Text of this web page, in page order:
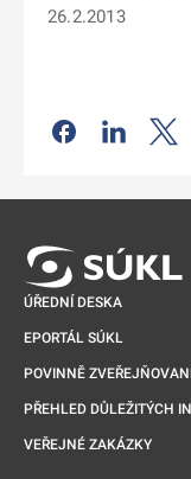
26.2.2013
Odkaz se
ÚŘEDNÍ DESKA
EPORTÁL SÚKL
POVINNĚ
PŘEHLED DŮLEŽITÝCH
VEŘEJNÉ ZAKÁZKY